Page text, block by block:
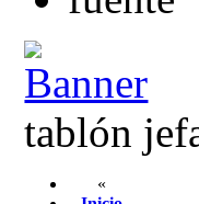
tablón
«